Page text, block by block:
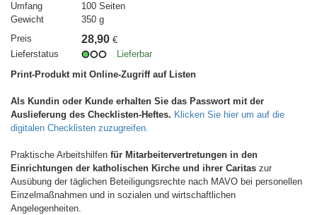
Umfang
100 Seiten
Gewicht
350 g
Preis
28,90 €
Lieferstatus
Lieferbar
Print-Produkt mit Online-Zugriff auf Listen
Als Kundin oder Kunde erhalten Sie das Passwort mit der
Auslieferung des Checklisten-Heftes. Klicken Sie hier um auf die
digitalen Checklisten zuzugreifen.
Praktische Arbeitshilfen für Mitarbeitervertretungen in den
Einrichtungen der katholischen Kirche und ihrer Caritas zur
Ausübung der täglichen Beteiligungsrechte nach MAVO bei personellen
Einzelmaßnahmen und in sozialen und wirtschaftlichen
Angelegenheiten.